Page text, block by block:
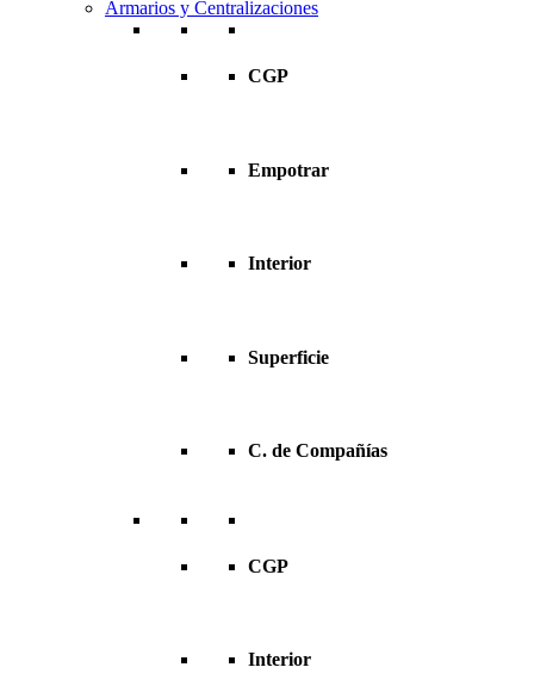
Armarios y Centralizaciones
CGP
Empotrar
Interior
Superficie
C. de Compañías
CGP
Interior